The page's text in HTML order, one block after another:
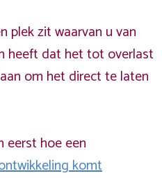
plek zit waarvan u van
heeft dat het tot overlast
om het direct te laten
eerst hoe een
komt